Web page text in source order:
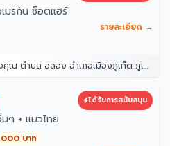
มริกัน ช็อตแฮร์
รายละเอียด →
ำบล ฉลอง อำเภอเมืองภูเก็ต ภูเก็ต 83000
ได้รับการสนับสนุน
ๆ + แมวไทย
บาท